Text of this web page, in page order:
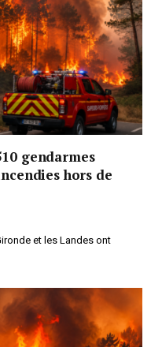
gendarmes
hors de
et les Landes ont